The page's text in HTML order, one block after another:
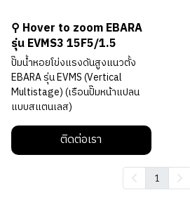
⚲ Hover to zoom EBARA
รุ่น EVMS3 15F5/1.5
ปั๊มนํ้าหอยโข่งแรงดันสูงแนวตั้ง
EBARA รุ่น EVMS (Vertical
Multistage) (เรือนปั๊มหน้าแปลน
แบบสแตนเลส)
ติดต่อเรา
1